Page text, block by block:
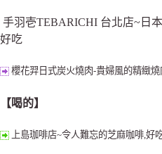
手羽壱TEBARICHI 台北店~日
好吃
櫻花羿日式炭火燒肉-貴婦風的精緻燒
【喝的】
上島珈啡店~令人難忘的芝麻咖啡,好